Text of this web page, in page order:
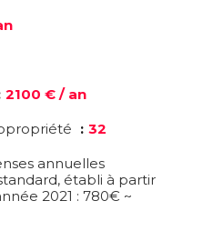
2100 € / an
32
annuelles
établi à partir
2021 : 780€ ~